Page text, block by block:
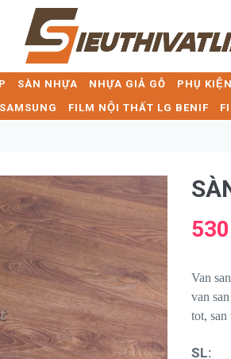
SÀN NHỰA NHỰA GIẢ GỖ PHỤ KIỆN
FILM NỘI THẤT LG BENIF
Van
van
tot,
SL: